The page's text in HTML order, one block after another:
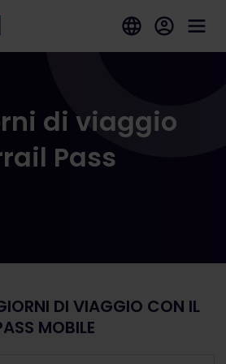
di viaggio
Pass
DI VIAGGIO CON IL
MOBILE